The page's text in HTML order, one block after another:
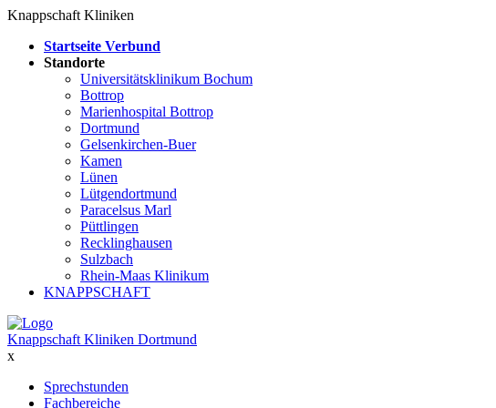
Knappschaft Kliniken
Startseite Verbund
Standorte
Universitätsklinikum Bochum
Bottrop
Marienhospital Bottrop
Dortmund
Gelsenkirchen-Buer
Kamen
Lünen
Lütgendortmund
Paracelsus Marl
Püttlingen
Recklinghausen
Sulzbach
Rhein-Maas Klinikum
KNAPPSCHAFT
Knappschaft Kliniken Dortmund
x
Sprechstunden
Fachbereiche